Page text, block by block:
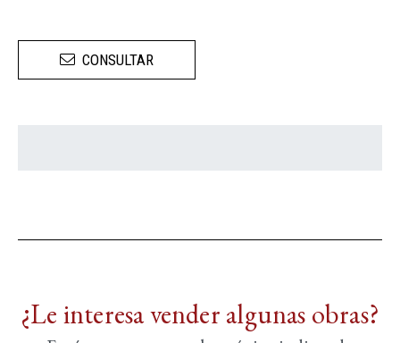
CONSULTAR
¿Le interesa vender algunas obras?